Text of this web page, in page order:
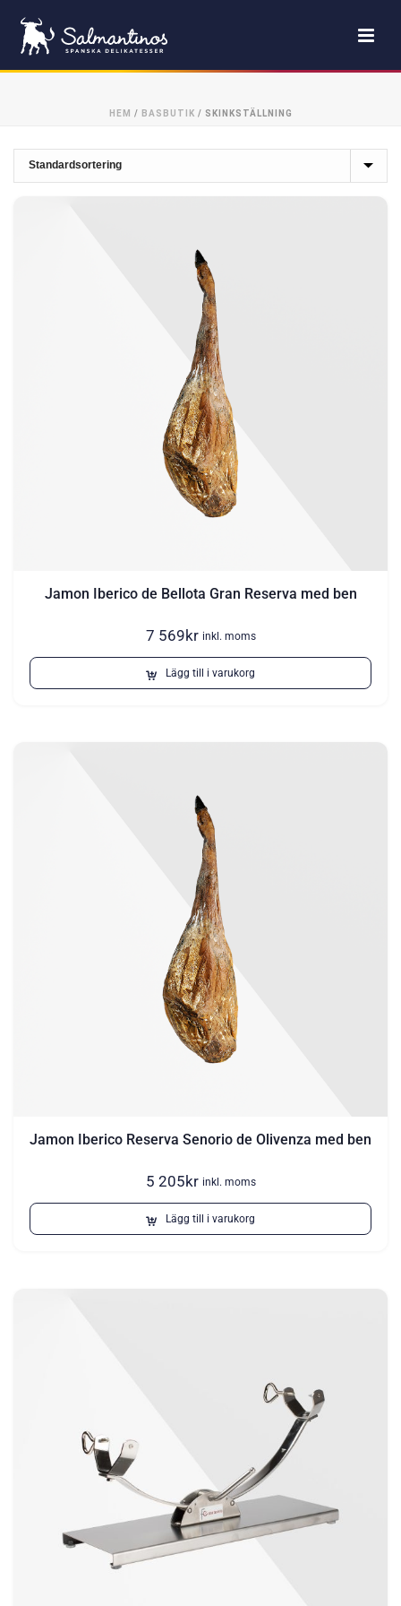
HEM / BASBUTIK / SKINKSTÄLLNING
Jamon Iberico de Bellota Gran Reserva med ben
7 569kr inkl. moms
Lägg till i varukorg
Jamon Iberico Reserva Senorio de Olivenza med ben
5 205kr inkl. moms
Lägg till i varukorg